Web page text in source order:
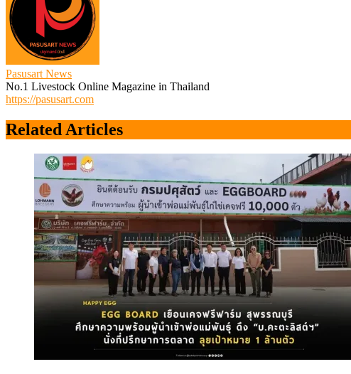
Pasusart News
No.1 Livestock Online Magazine in Thailand
https://pasusart.com
Related Articles